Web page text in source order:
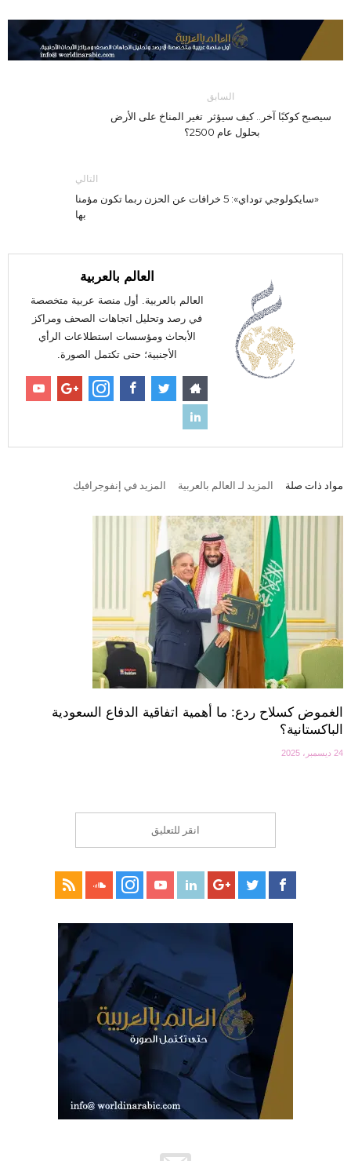
السابق
سيصبح كوكبًا آخر.. كيف سيؤثر تغير المناخ على الأرض
بحلول عام 2500؟
التالي
«سايكولوجي توداي»: 5 خرافات عن الحزن ربما تكون مؤمنا
بها
العالم بالعربية
العالم بالعربية. أول منصة عربية متخصصة
في رصد وتحليل اتجاهات الصحف ومراكز
الأبحاث ومؤسسات استطلاعات الرأي
الأجنبية؛ حتى تكتمل الصورة.
مواد ذات صلة المزيد لـ العالم بالعربية المزيد في إنفوجرافيك
الغموض كسلاح ردع: ما أهمية اتفاقية الدفاع السعودية
الباكستانية؟
24 ديسمبر، 2025
انقر للتعليق